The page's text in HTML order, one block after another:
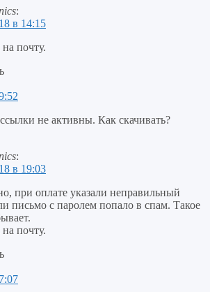
:
в 14:15
почту.
не активны. Как скачивать?
:
в 19:03
при оплате указали неправильный
письмо с паролем попало в спам. Такое
почту.